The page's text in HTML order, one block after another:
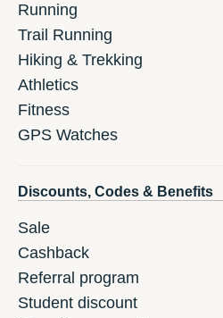
Running
Trail Running
Hiking & Trekking
Athletics
Fitness
GPS Watches
Discounts, Codes & Benefits
Sale
Cashback
Referral program
Student discount